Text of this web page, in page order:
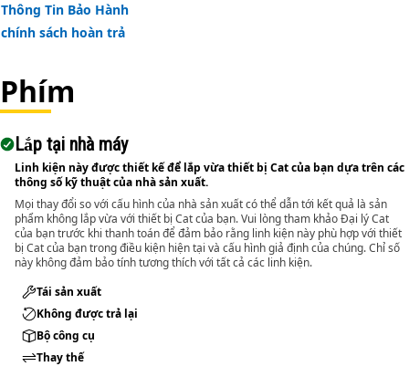
• Suitable for removing pins and bolts greater than 2-1/2
inch and up to 3 inch (76.2 mm) diameters.
Applications:
The Pin Driver is used during disassembly tasks where
components and transfers impact force directly onto the
pin or bolt to push it out from its seated position.
Thông Tin Bảo Hành
chính sách hoàn trả
Phím
Lắp tại nhà máy
Linh kiện này được thiết kế để lắp vừa thiết bị Cat của bạn dựa trên các
thông số kỹ thuật của nhà sản xuất.
Mọi thay đổi so với cấu hình của nhà sản xuất có thể dẫn tới kết quả là sản
phẩm không lắp vừa với thiết bị Cat của bạn. Vui lòng tham khảo Đại lý Cat
của bạn trước khi thanh toán để đảm bảo rằng linh kiện này phù hợp với thiết
bị Cat của bạn trong điều kiện hiện tại và cấu hình giả định của chúng. Chỉ số
này không đảm bảo tính tương thích với tất cả các linh kiện.
Tái sản xuất
Không được trả lại
Bộ công cụ
Thay thế